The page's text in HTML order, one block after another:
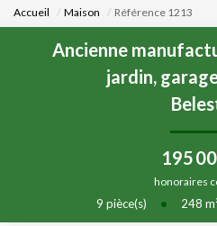
NOS
VENDRE
DÉPOSEZ
NOUS
Accueil Maison Référence 1213
Ancienne
jardin,
195
honoraires
9 pièce(s) • 248